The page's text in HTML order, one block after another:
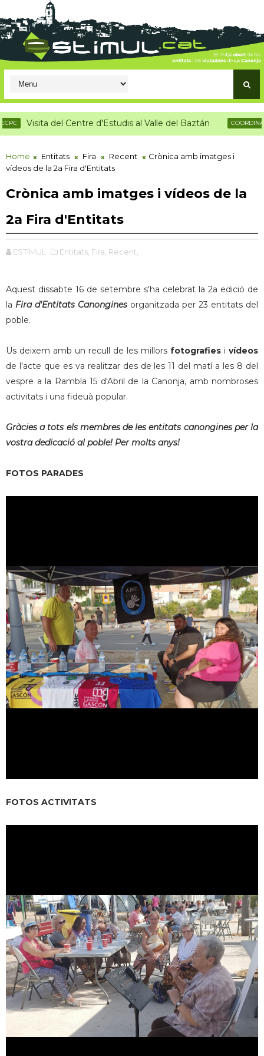
del Centre d'Estudis al Valle del Baztán
Home Entitats Fira Recent
Crònica amb imatges i
vídeos de la 2a Fira d'Entitats
Crònica amb imatges i vídeos de la
2a Fira d'Entitats
ESTÍMUL Entitats, Fira, Recent,
Aquest dissabte 16 de setembre s'ha celebrat la 2a edició de
la Fira d'Entitats Canongines organitzada per 23 entitats del
poble.
Us deixem amb un recull de les millors fotografies i vídeos
de l'acte que es va realitzar des de les 11 del matí a les 8 del
vespre a la Rambla 15 d'Abril de la Canonja, amb nombroses
activitats i una fideuà popular.
Gràcies a tots els membres de les entitats canongines per la
vostra dedicació al poble! Per molts anys!
FOTOS PARADES
FOTOS ACTIVITATS